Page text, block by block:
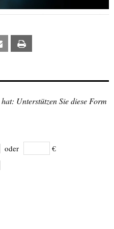
Email
Unterstützen Sie diese Form
oder €